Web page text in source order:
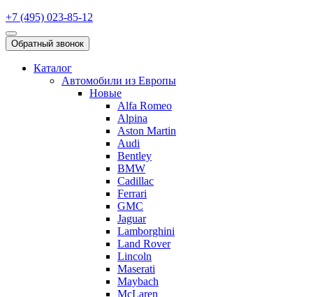
+7 (495) 023-85-12
Обратный звонок
Каталог
Автомобили из Европы
Новые
Alfa Romeo
Alpina
Aston Martin
Audi
Bentley
BMW
Cadillac
Ferrari
GMC
Jaguar
Lamborghini
Land Rover
Lincoln
Maserati
Maybach
McLaren